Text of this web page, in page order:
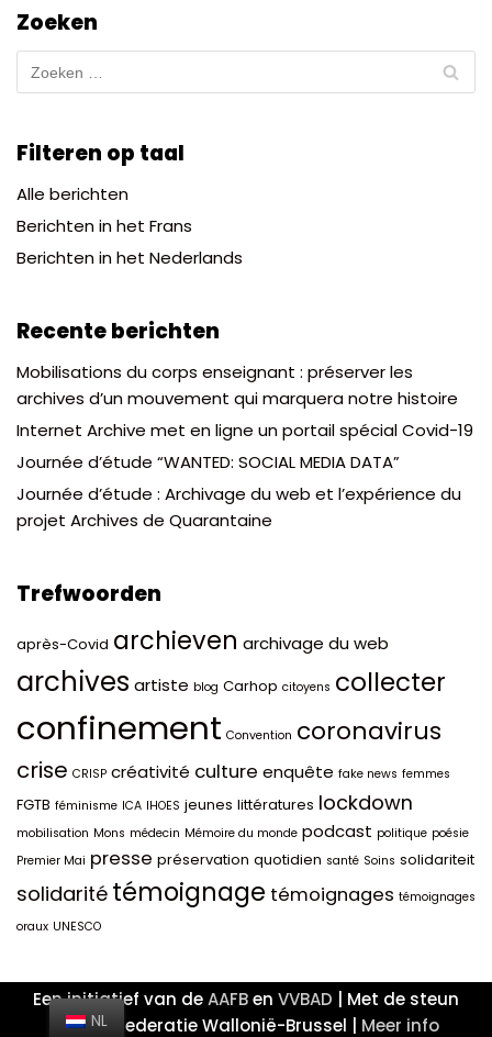
Zoeken
Filteren op taal
Alle berichten
Berichten in het Frans
Berichten in het Nederlands
Recente berichten
Mobilisations du corps enseignant : préserver les
archives d’un mouvement qui marquera notre histoire
Internet Archive met en ligne un portail spécial Covid-19
Journée d’étude “WANTED: SOCIAL MEDIA DATA”
Journée d’étude : Archivage du web et l’expérience du
projet Archives de Quarantaine
Trefwoorden
après-Covid archieven archivage du web
archives artiste blog Carhop citoyens collecter
confinement Convention coronavirus
crise CRISP créativité culture enquête fake news femmes
FGTB féminisme ICA IHOES jeunes littératures lockdown
mobilisation Mons médecin Mémoire du monde podcast politique poésie
Premier Mai presse préservation quotidien santé Soins solidariteit
solidarité témoignage témoignages témoignages
oraux UNESCO
Een initiatief van deAAFBen VVBAD | Met de steun
van de Federatie Wallonië-Brussel | Meer info
NL